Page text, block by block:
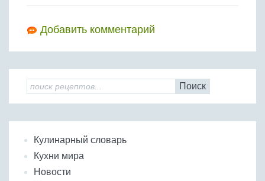
Добавить комментарий
Поиск
Кулинарный словарь
Кухни мира
Новости